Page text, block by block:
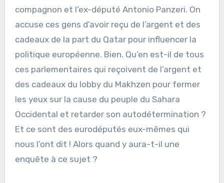
compagnon et l’ex-député Antonio Panzeri. On
accuse ces gens d’avoir reçu de l’argent et des
cadeaux de la part du Qatar pour influencer la
politique européenne. Bien. Qu’en est-il de tous
ces parlementaires qui reçoivent de l’argent et
des cadeaux du lobby du Makhzen pour fermer
les yeux sur la cause du peuple du Sahara
Occidental et retarder son autodétermination ?
Et ce sont des eurodéputés eux-mêmes qui
nous l’ont dit ! Alors quand y aura-t-il une
enquête à ce sujet ?